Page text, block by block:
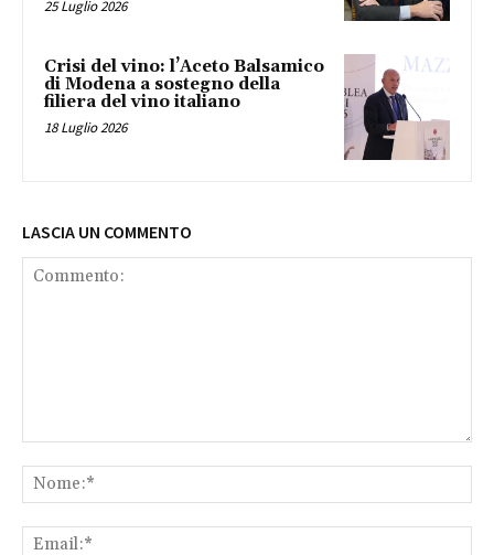
25 Luglio 2026
Crisi del vino: l’Aceto Balsamico
di Modena a sostegno della
filiera del vino italiano
18 Luglio 2026
LASCIA UN COMMENTO